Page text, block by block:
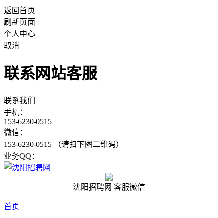
返回首页
刷新页面
个人中心
取消
联系网站客服
联系我们
手机：
153-6230-0515
微信：
153-6230-0515 （请扫下图二维码）
业务QQ：
沈阳招聘网 客服微信
首页